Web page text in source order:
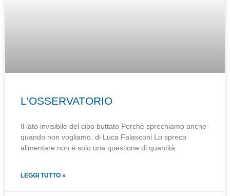
L’OSSERVATORIO
Il lato invisibile del cibo buttato Perché sprechiamo anche
quando non vogliamo. di Luca Falasconi Lo spreco
alimentare non è solo una questione di quantità
LEGGI TUTTO »